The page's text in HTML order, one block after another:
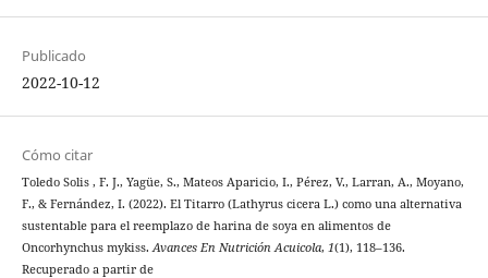
Publicado
2022-10-12
Cómo citar
Toledo Solis , F. J., Yagüe, S., Mateos Aparicio, I., Pérez, V., Larran, A., Moyano,
F., & Fernández, I. (2022). El Titarro (Lathyrus cicera L.) como una alternativa
sustentable para el reemplazo de harina de soya en alimentos de
Oncorhynchus mykiss. Avances En Nutrición Acuicola, 1(1), 118–136.
Recuperado a partir de